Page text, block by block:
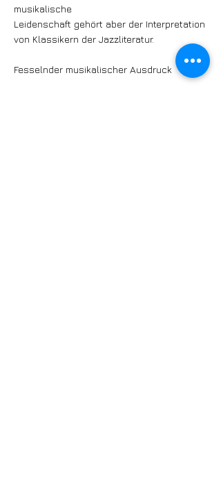
musikalische
Leidenschaft gehört aber der Interpretation
von Klassikern der Jazzliteratur.
Fesselnder musikalischer Ausdruck